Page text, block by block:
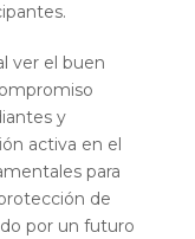
ver el buen
y
activa en el
para
de
por un futuro